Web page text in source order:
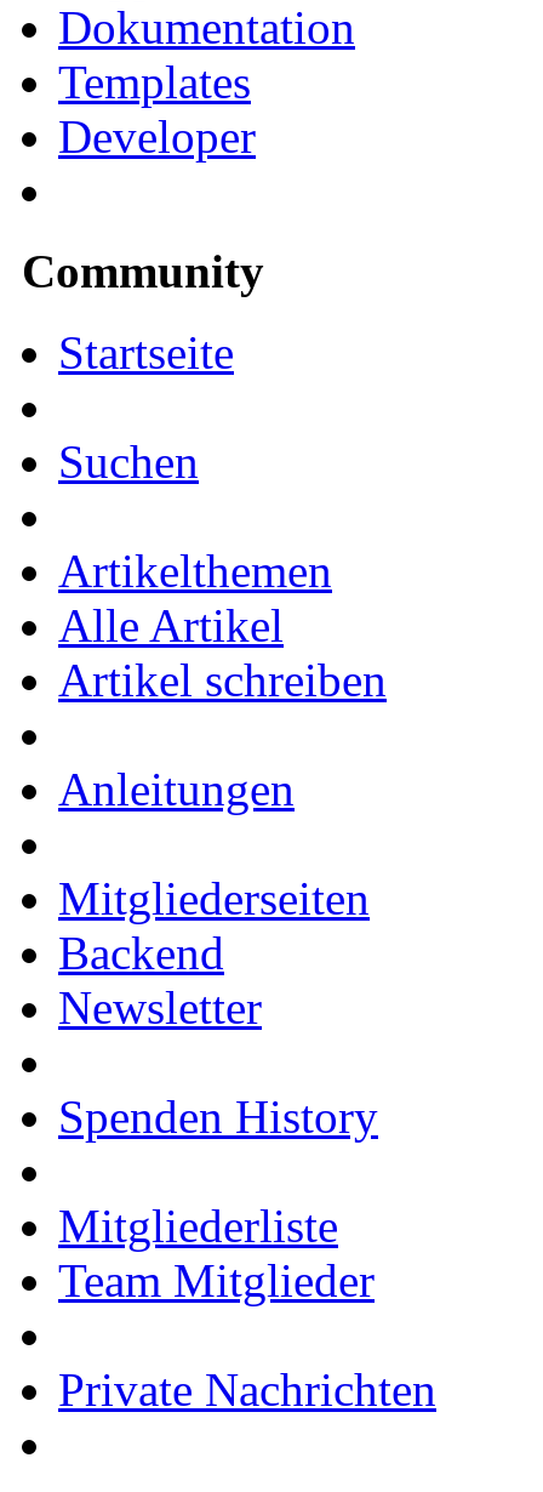
Dokumentation
Templates
Developer
Community
Startseite
Suchen
Artikelthemen
Alle Artikel
Artikel schreiben
Anleitungen
Mitgliederseiten
Backend
Newsletter
Spenden History
Mitgliederliste
Team Mitglieder
Private Nachrichten